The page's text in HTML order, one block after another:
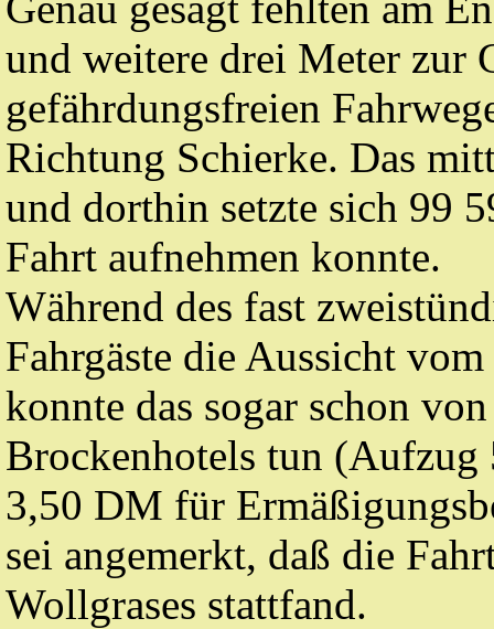
und weitere drei Meter zur
gefährdungsfreien
Richtung Schierke. Das
und dorthin setzte sich 99
Fahrt aufnehmen konnte.
Während des fast
Fahrgäste die Aussicht
konnte das sogar schon
Brockenhotels tun
3,50 DM für
sei angemerkt, daß die
Wollgrases stattfand.